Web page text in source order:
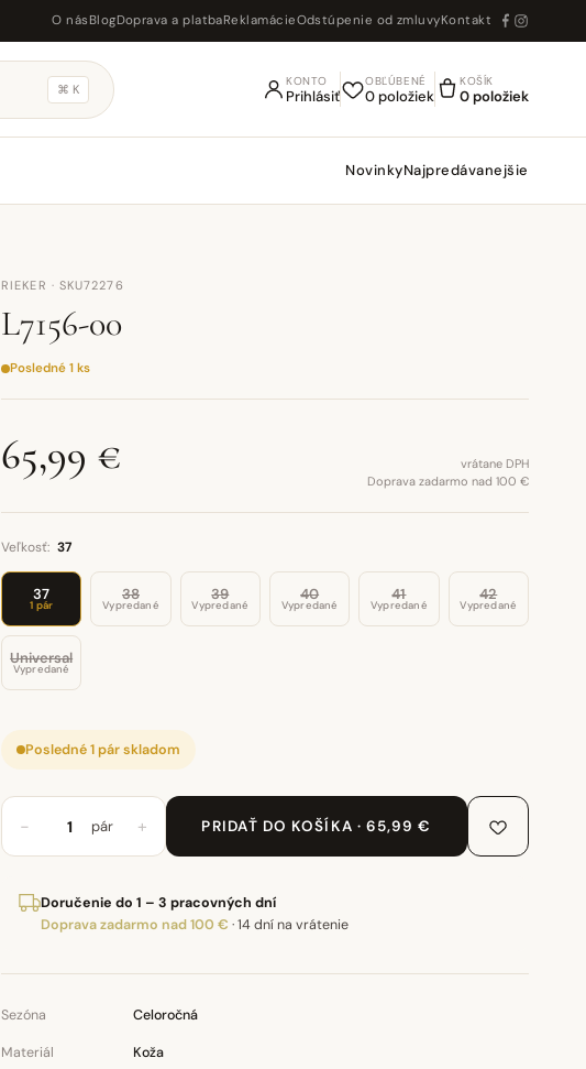
O nás BlogDoprava a platbaReklamácieOdstúpenie od zmluvyKontakt
⌘ K
KONTO
Prihlásiť
OBĽÚBENÉ
0 položiek
KOŠÍK
0 položiek
NovinkyNajpredávanejšie
RIEKER · SKU72276
L7156-00
Posledné 1 ks
65,99 €
vrátane DPH
Doprava zadarmo nad 100 €
Veľkosť: 37
37
1 pár
38
Vypredané
39
Vypredané
40
Vypredané
41
Vypredané
42
Vypredané
Universal
Vypredané
Posledné 1 pár skladom
− pár + PRIDAŤ DO KOŠÍKA · 65,99 €
Doručenie do 1 – 3 pracovných dní
Doprava zadarmo nad 100 € ·14 dní na vrátenie
Sezóna Celoročná
Materiál Koža